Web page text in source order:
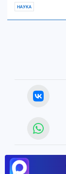
НАУКА